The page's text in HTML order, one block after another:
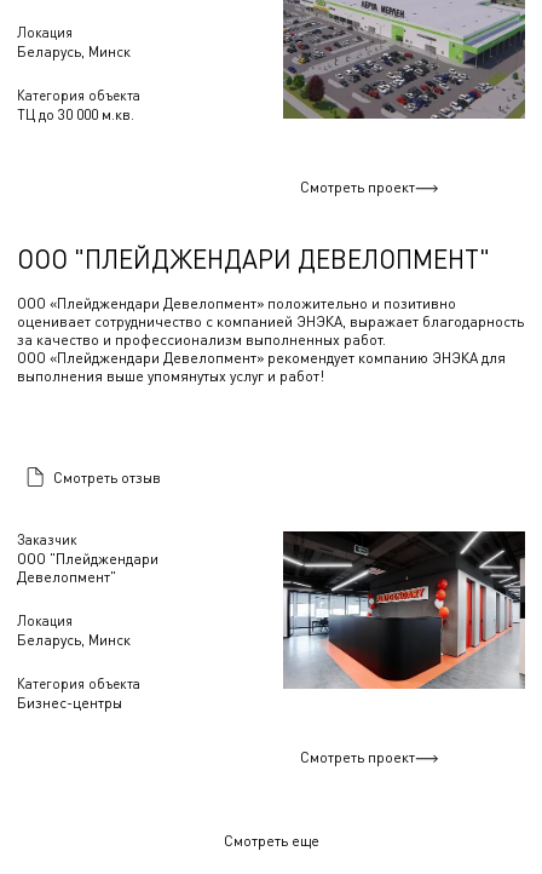
Локация
Беларусь, Минск
Категория объекта
ТЦ до 30 000 м.кв.
Смотреть проект
Заказчик
ООО "Плейджендари
Девелопмент"
Локация
Беларусь, Минск
Категория объекта
Бизнес-центры
ООО "ПЛЕЙДЖЕНДАРИ ДЕВЕЛОПМЕНТ"
ООО «Плейджендари Девелопмент» положительно и позитивно
оценивает сотрудничество с компанией ЭНЭКА, выражает благодарность
за качество и профессионализм выполненных работ.
ООО «Плейджендари Девелопмент» рекомендует компанию ЭНЭКА для
выполнения выше упомянутых услуг и работ!
Смотреть отзыв
Смотреть проект
Смотреть еще